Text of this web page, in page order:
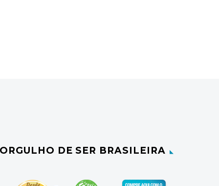
ORGULHO DE SER BRASILEIRA